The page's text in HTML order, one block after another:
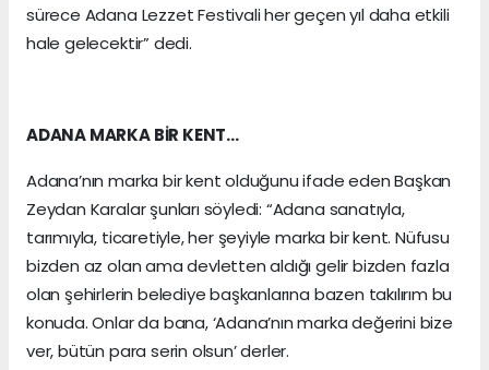
sürece Adana Lezzet Festivali her geçen yıl daha etkili
hale gelecektir” dedi.
ADANA MARKA BİR KENT…
Adana’nın marka bir kent olduğunu ifade eden Başkan
Zeydan Karalar şunları söyledi: “Adana sanatıyla,
tarımıyla, ticaretiyle, her şeyiyle marka bir kent. Nüfusu
bizden az olan ama devletten aldığı gelir bizden fazla
olan şehirlerin belediye başkanlarına bazen takılırım bu
konuda. Onlar da bana, ‘Adana’nın marka değerini bize
ver, bütün para serin olsun’ derler.